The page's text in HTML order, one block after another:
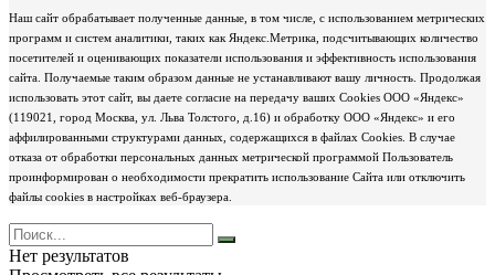
Наш сайт обрабатывает полученные данные, в том числе, с использованием метрических
программ и систем аналитики, таких как Яндекс.Метрика, подсчитывающих количество
посетителей и оценивающих показатели использования и эффективность использования
сайта. Получаемые таким образом данные не устанавливают вашу личность. Продолжая
использовать этот сайт, вы даете согласие на передачу ваших Cookies ООО «Яндекс»
(119021, город Москва, ул. Льва Толстого, д.16) и обработку ООО «Яндекс» и его
аффилированными структурами данных, содержащихся в файлах Cookies. В случае
отказа от обработки персональных данных метрической программой Пользователь
проинформирован о необходимости прекратить использование Сайта или отключить
файлы cookies в настройках веб-браузера.
Нет результатов